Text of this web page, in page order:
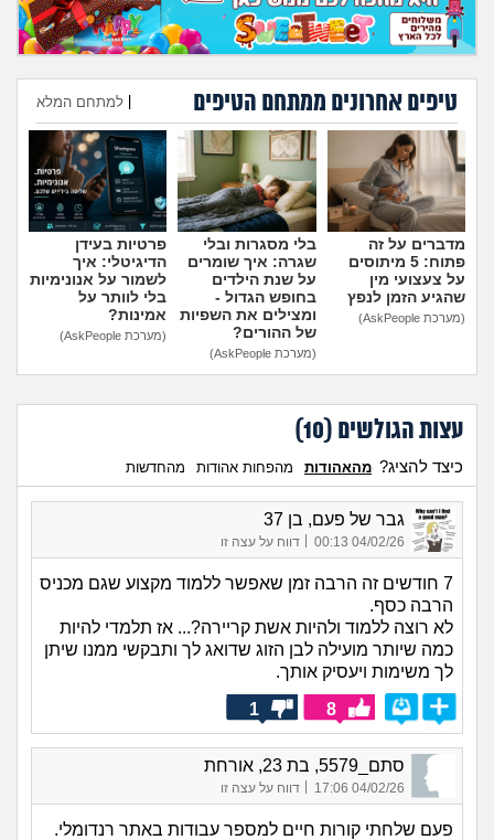
טיפים אחרונים ממתחם הטיפים למתחם המלא
הוספת טיפ
מדברים על זה
פתוח: 5 מיתוסים
על צעצועי מין
שהגיע הזמן לנפץ
(מערכת AskPeople)
בלי מסגרות ובלי
שגרה: איך שומרים
על שנת הילדים
בחופש הגדול -
ומצילים את השפיות
של ההורים?
(מערכת AskPeople)
פרטיות בעידן
הדיגיטלי: איך
לשמור על אנונימיות
בלי לוותר על
אמינות?
(מערכת AskPeople)
עצות הגולשים (10
)
כיצד להציג? מהאהודות מהפחות אהודות מהחדשות
גבר של פעם, בן 37
04/02/26 00:13 דווח על עצה זו
7 חודשים זה הרבה זמן שאפשר ללמוד מקצוע שגם מכניס
הרבה כסף.
לא רוצה ללמוד ולהיות אשת קריירה?... אז תלמדי להיות
כמה שיותר מועילה לבן הזוג שדואג לך ותבקשי ממנו שיתן
לך משימות ויעסיק אותך.
8
1
סתם_5579, בת 23, אורחת
04/02/26 17:06
| דווח על עצה זו
פעם שלחתי קורות חיים למספר עבודות באתר רנדומלי.